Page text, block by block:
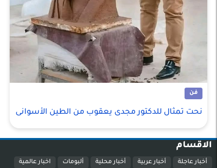
فن
نحت تمثال للدكتور مجدى يعقوب من الطين الأسوانى
الاقسام
أخبار عاجلة أخبار عربية أخبار محلية ألبومات اخبار عالمية